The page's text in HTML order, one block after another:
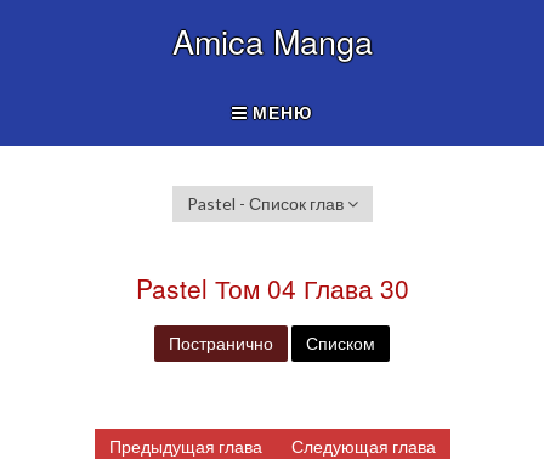
Amica Manga
МЕНЮ
Pastel - Список глав
Pastel Том 04 Глава 30
Постранично Списком
Предыдущая глава Следующая глава